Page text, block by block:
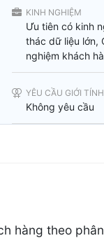
KINH NGHIỆM
Ưu tiên có kinh
thác dữ liệu lớn,
nghiệm khách
YÊU CẦU GIỚI TÍNH
Không yêu cầu
hàng theo